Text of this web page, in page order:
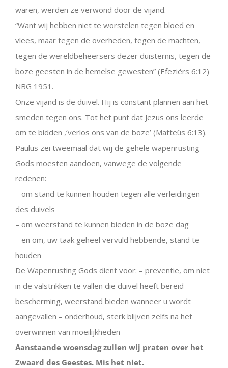
waren, werden ze verwond door de vijand.
“Want wij hebben niet te worstelen tegen bloed en
vlees, maar tegen de overheden, tegen de machten,
tegen de wereldbeheersers dezer duisternis, tegen de
boze geesten in de hemelse gewesten” (Efeziërs 6:12)
NBG 1951.
Onze vijand is de duivel. Hij is constant plannen aan het
smeden tegen ons. Tot het punt dat Jezus ons leerde
om te bidden ,‘verlos ons van de boze’ (Matteüs 6:13).
Paulus zei tweemaal dat wij de gehele wapenrusting
Gods moesten aandoen, vanwege de volgende
redenen:
– om stand te kunnen houden tegen alle verleidingen
des duivels
– om weerstand te kunnen bieden in de boze dag
– en om, uw taak geheel vervuld hebbende, stand te
houden
De Wapenrusting Gods dient voor: – preventie, om niet
in de valstrikken te vallen die duivel heeft bereid –
bescherming, weerstand bieden wanneer u wordt
aangevallen – onderhoud, sterk blijven zelfs na het
overwinnen van moeilijkheden
Aanstaande woensdag zullen wij praten over het
Zwaard des Geestes. Mis het niet.